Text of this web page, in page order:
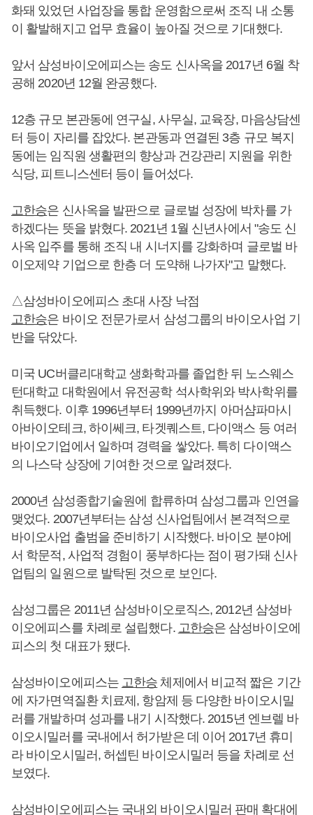
화돼 있었던 사업장을 통합 운영함으로써 조직 내 소통
이 활발해지고 업무 효율이 높아질 것으로 기대했다.
앞서 삼성바이오에피스는 송도 신사옥을 2017년 6월 착
공해 2020년 12월 완공했다.
12층 규모 본관동에 연구실, 사무실, 교육장, 마음상담센
터 등이 자리를 잡았다. 본관동과 연결된 3층 규모 복지
동에는 임직원 생활편의 향상과 건강관리 지원을 위한
식당, 피트니스센터 등이 들어섰다.
고한승은 신사옥을 발판으로 글로벌 성장에 박차를 가
하겠다는 뜻을 밝혔다. 2021년 1월 신년사에서 "송도 신
사옥 입주를 통해 조직 내 시너지를 강화하며 글로벌 바
이오제약 기업으로 한층 더 도약해 나가자"고 말했다.
△삼성바이오에피스 초대 사장 낙점
고한승은 바이오 전문가로서 삼성그룹의 바이오사업 기
반을 닦았다.
미국 UC버클리대학교 생화학과를 졸업한 뒤 노스웨스
턴대학교 대학원에서 유전공학 석사학위와 박사학위를
취득했다. 이후 1996년부터 1999년까지 아머샴파마시
아바이오테크, 하이쎄크, 타겟퀘스트, 다이액스 등 여러
바이오기업에서 일하며 경력을 쌓았다. 특히 다이액스
의 나스닥 상장에 기여한 것으로 알려졌다.
2000년 삼성종합기술원에 합류하며 삼성그룹과 인연을
맺었다. 2007년부터는 삼성 신사업팀에서 본격적으로
바이오사업 출범을 준비하기 시작했다. 바이오 분야에
서 학문적, 사업적 경험이 풍부하다는 점이 평가돼 신사
업팀의 일원으로 발탁된 것으로 보인다.
삼성그룹은 2011년 삼성바이오로직스, 2012년 삼성바
이오에피스를 차례로 설립했다. 고한승은 삼성바이오에
피스의 첫 대표가 됐다.
삼성바이오에피스는 고한승 체제에서 비교적 짧은 기간
에 자가면역질환 치료제, 항암제 등 다양한 바이오시밀
러를 개발하며 성과를 내기 시작했다. 2015년 엔브렐 바
이오시밀러를 국내에서 허가받은 데 이어 2017년 휴미
라 바이오시밀러, 허셉틴 바이오시밀러 등을 차례로 선
보였다.
삼성바이오에피스는 국내외 바이오시밀러 판매 확대에